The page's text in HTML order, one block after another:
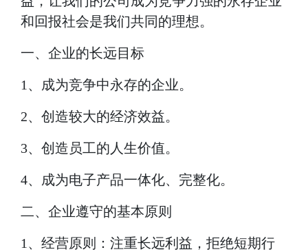
和回报社会是我们共同的理想。
一、企业的长远目标
1、成为竞争中永存的企业。
2、创造较大的经济效益。
3、创造员工的人生价值。
4、成为电子产品一体化、完整化。
二、企业遵守的基本原则
1、经营原则：注重长远利益，拒绝短期行